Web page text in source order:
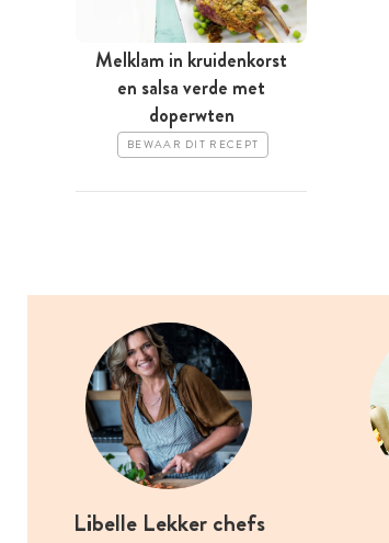
Melklam in kruidenkorst
en salsa verde met
doperwten
BEWAAR DIT RECEPT
Libelle Lekker chefs